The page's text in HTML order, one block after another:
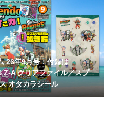
26年9月号：付録は
A クリアファイル／スプ
オタカラシール